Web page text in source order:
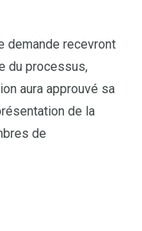
demande recevront
du processus,
aura approuvé sa
de la
de